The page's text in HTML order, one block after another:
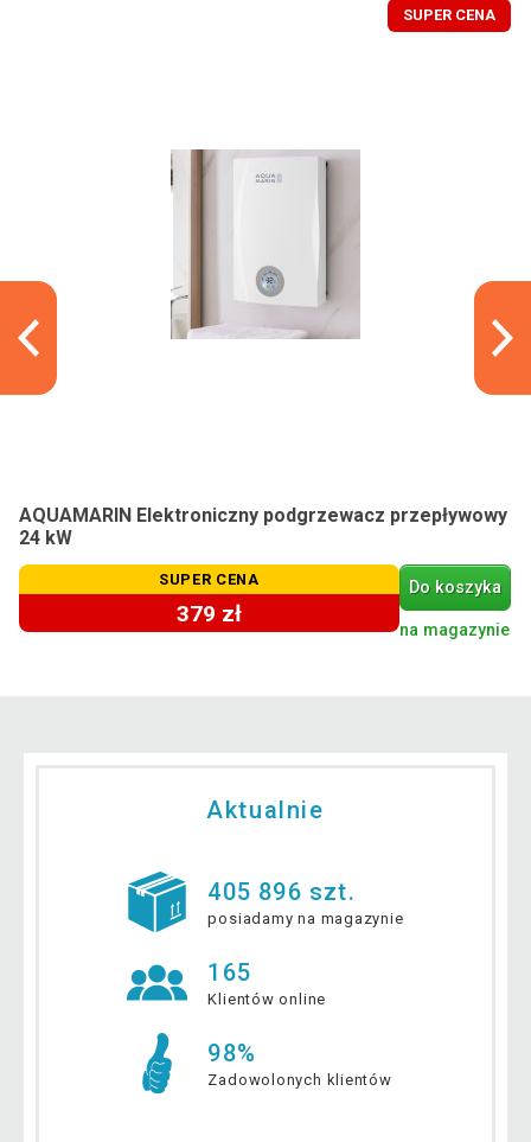
SUPER CENA
AQUAMARIN Elektroniczny podgrzewacz przepływowy
24 kW
SUPER CENA
379 zł
Do koszyka
na magazynie
Aktualnie
405 896 szt.
posiadamy na magazynie
165
Klientów online
98%
Zadowolonych klientów